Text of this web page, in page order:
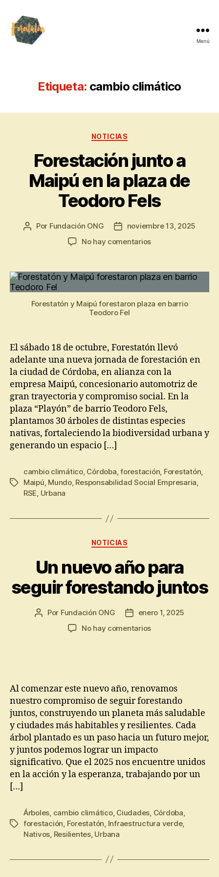
Menú
Etiqueta: cambio climático
NOTICIAS
Forestación junto a
Maipú en la plaza de
Teodoro Fels
Por Fundación ONG
noviembre 13, 2025
No hay comentarios
Forestatón y Maipú forestaron plaza en barrio
Teodoro Fel
El sábado 18 de octubre, Forestatón llevó
adelante una nueva jornada de forestación en
la ciudad de Córdoba, en alianza con la
empresa Maipú, concesionario automotriz de
gran trayectoria y compromiso social. En la
plaza “Playón” de barrio Teodoro Fels,
plantamos 30 árboles de distintas especies
nativas, fortaleciendo la biodiversidad urbana y
generando un espacio […]
cambio climático, Córdoba,forestación, Forestatón,
Maipú, Mundo, Responsabilidad Social Empresaria,
RSE, Urbana
NOTICIAS
Un nuevo año para
seguir forestando juntos
Por Fundación ONG
enero 1, 2025
No hay comentarios
Al comenzar este nuevo año, renovamos
nuestro compromiso de seguir forestando
juntos, construyendo un planeta más saludable
y ciudades más habitables y resilientes. Cada
árbol plantado es un paso hacia un futuro mejor,
y juntos podemos lograr un impacto
significativo. Que el 2025 nos encuentre unidos
en la acción y la esperanza, trabajando por un
[…]
Árboles, cambio climático, Ciudades, Córdoba,
forestación, Forestatón, Infraestructura verde,
Nativos, Resilientes, Urbana